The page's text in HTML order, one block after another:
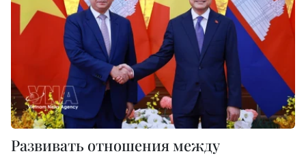
Развивать отношения между